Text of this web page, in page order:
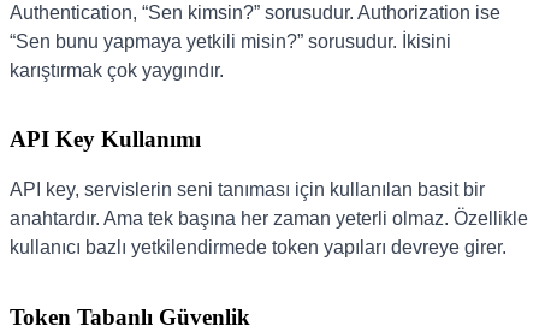
Authentication, “Sen kimsin?” sorusudur. Authorization ise
“Sen bunu yapmaya yetkili misin?” sorusudur. İkisini
karıştırmak çok yaygındır.
API Key Kullanımı
API key, servislerin seni tanıması için kullanılan basit bir
anahtardır. Ama tek başına her zaman yeterli olmaz. Özellikle
kullanıcı bazlı yetkilendirmede token yapıları devreye girer.
Token Tabanlı Güvenlik